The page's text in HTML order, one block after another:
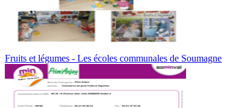
Fruits et légumes - Les écoles communales de Soumagne